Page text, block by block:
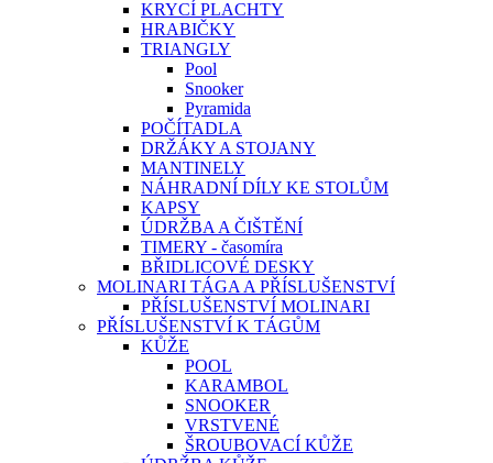
KRYCÍ PLACHTY
HRABIČKY
TRIANGLY
Pool
Snooker
Pyramida
POČÍTADLA
DRŽÁKY A STOJANY
MANTINELY
NÁHRADNÍ DÍLY KE STOLŮM
KAPSY
ÚDRŽBA A ČIŠTĚNÍ
TIMERY - časomíra
BŘIDLICOVÉ DESKY
MOLINARI TÁGA A PŘÍSLUŠENSTVÍ
PŘÍSLUŠENSTVÍ MOLINARI
PŘÍSLUŠENSTVÍ K TÁGŮM
KŮŽE
POOL
KARAMBOL
SNOOKER
VRSTVENÉ
ŠROUBOVACÍ KŮŽE